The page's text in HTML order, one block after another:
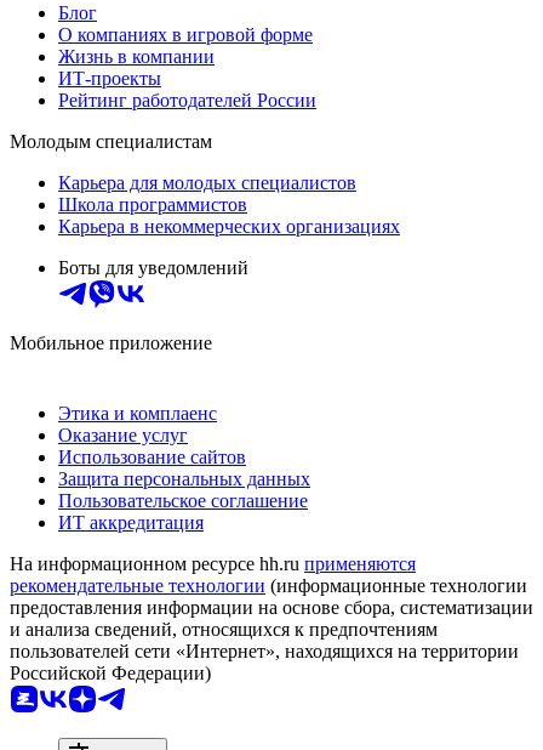
Блог
О компаниях в игровой форме
Жизнь в компании
ИТ-проекты
Рейтинг работодателей России
Молодым специалистам
Карьера для молодых специалистов
Школа программистов
Карьера в некоммерческих организациях
Боты для уведомлений
Мобильное приложение
Этика и комплаенс
Оказание услуг
Использование сайтов
Защита персональных данных
Пользовательское соглашение
ИТ аккредитация
На информационном ресурсе hh.ru применяются
рекомендательные технологии (информационные технологии
предоставления информации на основе сбора, систематизации
и анализа сведений, относящихся к предпочтениям
пользователей сети «Интернет», находящихся на территории
Российской Федерации)